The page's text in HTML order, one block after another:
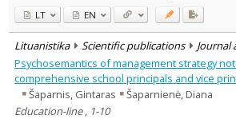
LT EN
Lituanistika Scientific publications Journal
Psychosemantics of management strategy
comprehensive school principals and vice
Šaparnis, Gintaras
Šaparnienė, Diana
Education-line , 1-10